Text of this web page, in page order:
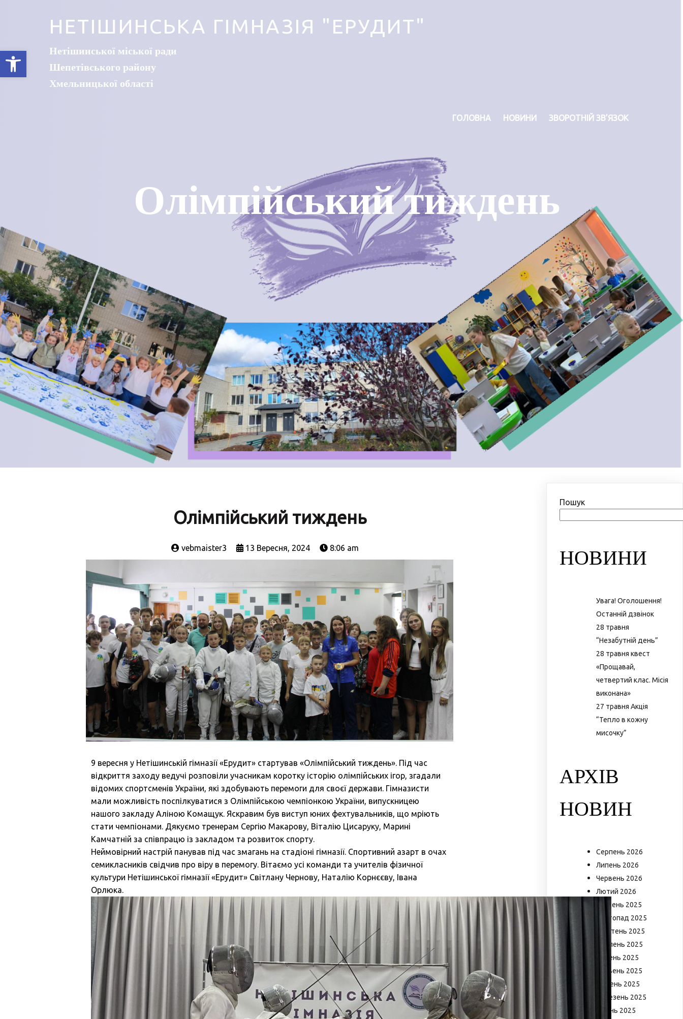
Відкрити Панель інструментів
НЕТІШИНСЬКА ГІМНАЗІЯ "ЕРУДИТ"
Нетішинської міської ради
Шепетівського району
Хмельницької області
ГОЛОВНА НОВИНИ ЗВОРОТНІЙ ЗВ’ЯЗОК
Олімпійський тиждень
Олімпійський тиждень
vebmaister3 13 Вересня, 2024 8:06 am
9 вересня у Нетішинській гімназії «Ерудит» стартував «Олімпійський тиждень». Під час
відкриття заходу ведучі розповіли учасникам коротку історію олімпійських ігор, згадали
відомих спортсменів України, які здобувають перемоги для своєї держави. Гімназисти
мали можливість поспілкуватися з Олімпійською чемпіонкою України, випускницею
нашого закладу Аліною Комащук. Яскравим був виступ юних фехтувальників, що мріють
стати чемпіонами. Дякуємо тренерам Сергію Макарову, Віталію Цисаруку, Марині
Камчатній за співпрацю із закладом та розвиток спорту.
Неймовірний настрій панував під час змагань на стадіоні гімназії. Спортивний азарт в очах
семикласників свідчив про віру в перемогу. Вітаємо усі команди та учителів фізичної
культури Нетішинської гімназії «Ерудит» Світлану Чернову, Наталію Корнєєву, Івана
Орлюка.
Пошук
НОВИНИ
Увага! Оголошення!
Останній дзвінок
28 травня
“Незабутній день”
28 травня квест
«Прощавай,
четвертий клас. Місія
виконана»
27 травня Акція
“Тепло в кожну
мисочку”
АРХІВ
НОВИН
Серпень 2026
Липень 2026
Червень 2026
Лютий 2026
Грудень 2025
Листопад 2025
Жовтень 2025
Серпень 2025
Липень 2025
Червень 2025
Квітень 2025
Березень 2025
Січень 2025